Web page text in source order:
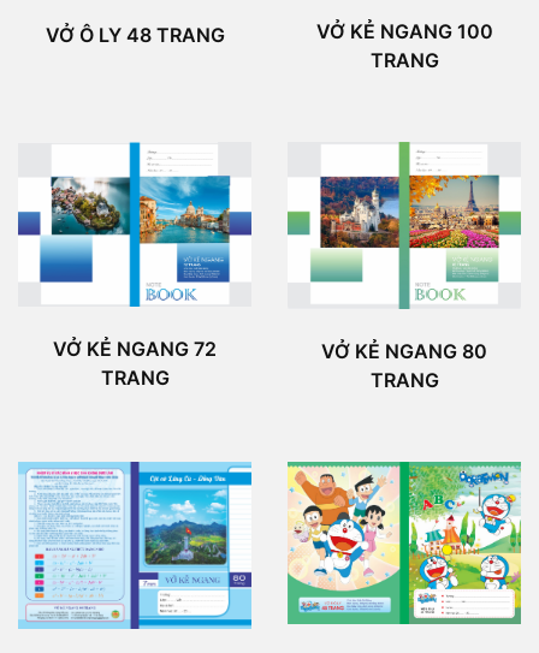
VỞ Ô LY 48 TRANG
VỞ KẺ NGANG 100
TRANG
VỞ KẺ NGANG 72
TRANG
VỞ KẺ NGANG 80
TRANG